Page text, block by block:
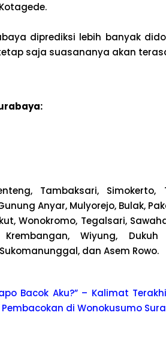
diprediksi lebih banyak
saja suasananya akan
Tambaksari, Simokerto,
Anyar, Mulyorejo, Bulak,
Wonokromo, Tegalsari,
Wiyung, Dukuh
dan Asem Rowo.
Bacok Aku?” – Kalimat
di Wonokusumo